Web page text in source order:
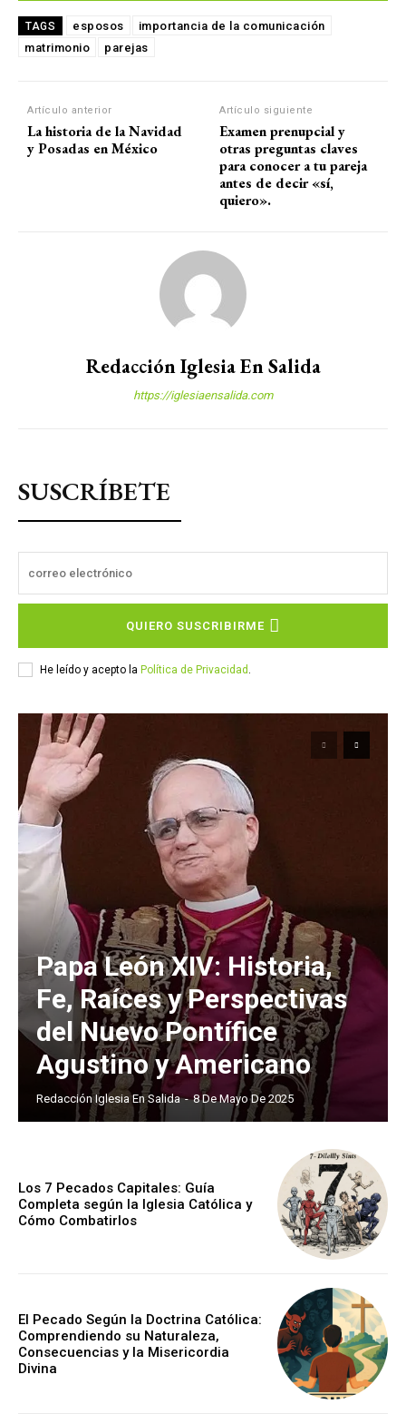
TAGS esposos
importancia de la comunicación
matrimonio
parejas
Artículo anterior
La historia de la Navidad
y Posadas en México
Artículo siguiente
Examen prenupcial y
otras preguntas claves
para conocer a tu pareja
antes de decir «sí,
quiero».
Redacción Iglesia En Salida
https://iglesiaensalida.com
SUSCRÍBETE
QUIERO SUSCRIBIRME
He leído y acepto la Política de Privacidad
Papa León XIV: Historia,
Fe, Raíces y Perspectivas
del Nuevo Pontífice
Agustino y Americano
Redacción Iglesia En Salida - 8 De Mayo De 2025
Los 7 Pecados Capitales: Guía
Completa según la Iglesia Católica y
Cómo Combatirlos
El Pecado Según la Doctrina Católica:
Comprendiendo su Naturaleza,
Consecuencias y la Misericordia
Divina